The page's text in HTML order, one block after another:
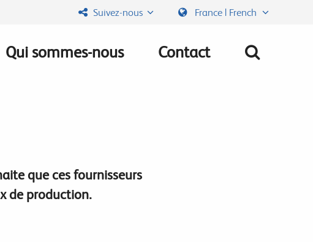
Suivez-nous France | French
Qui sommes-nous Contact
que ces fournisseurs
de production.